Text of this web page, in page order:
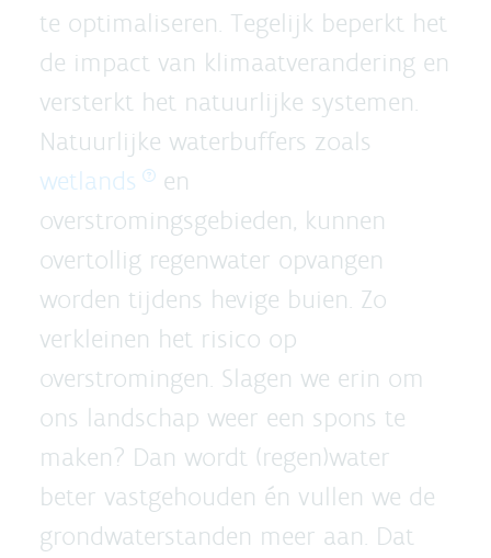
te optimaliseren. Tegelijk beperkt het
de impact van klimaatverandering en
versterkt het natuurlijke systemen.
Natuurlijke waterbuffers zoals
wetlands
en
overstromingsgebieden, kunnen
overtollig regenwater opvangen
worden tijdens hevige buien. Zo
verkleinen het risico op
overstromingen. Slagen we erin om
ons landschap weer een spons te
maken? Dan wordt (regen)water
beter vastgehouden én vullen we de
grondwaterstanden meer aan. Dat